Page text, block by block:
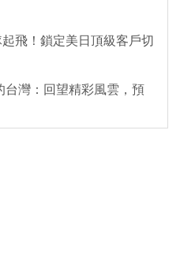
飛！鎖定美日頂級客戶切
灣：回望精彩風雲，預